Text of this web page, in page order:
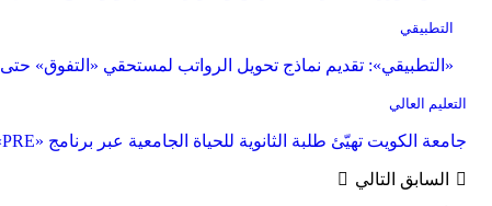
التطبيقي
«التطبيقي»: تقديم نماذج تحويل الرواتب لمستحقي «التفوق» حتى 31 الجاري
التعليم العالي
جامعة الكويت تهيّئ طلبة الثانوية للحياة الجامعية عبر برنامج «PRE» في نسخته الثانية
السابق التالي